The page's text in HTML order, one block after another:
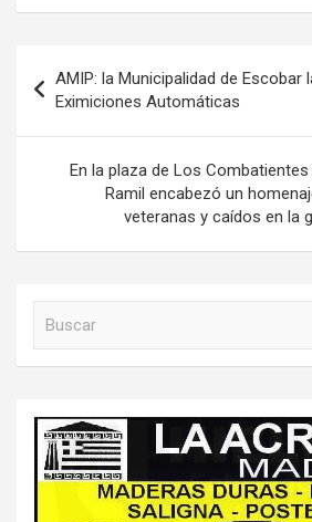
de
entradas
AMIP: la Municipalidad de Escobar
Eximiciones Automáticas
En la plaza de Los
Ramil encabezó un
veteranas y caídos en la